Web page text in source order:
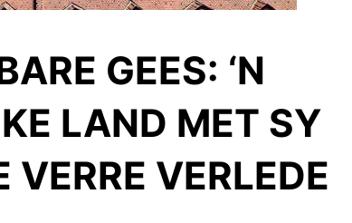
GEES: ‘N
LAND MET SY
VERLEDE